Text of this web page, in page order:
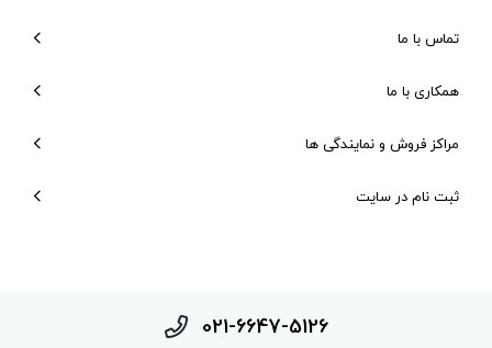
تماس با ما
همکاری با ما
مراکز فروش و نمایندگی ها
ثبت نام در سایت
021-6647-5126